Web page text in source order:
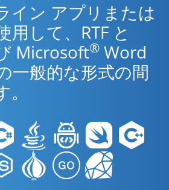
イン アプリまたは
用して、RTF と
Microsoft® Word
一般的な形式の間